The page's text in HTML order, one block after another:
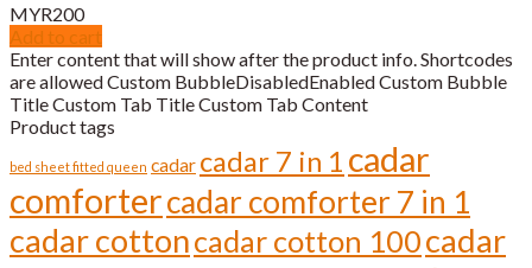
MYR200
Add to cart
Enter content that will show after the product info. Shortcodes
are allowed Custom BubbleDisabledEnabled Custom Bubble
Title Custom Tab Title Custom Tab Content
Product tags
bed sheet fitted queen cadar cadar 7 in 1 cadar
comfortercadar comforter 7 in 1
cadar cottoncadar cotton 100cadar